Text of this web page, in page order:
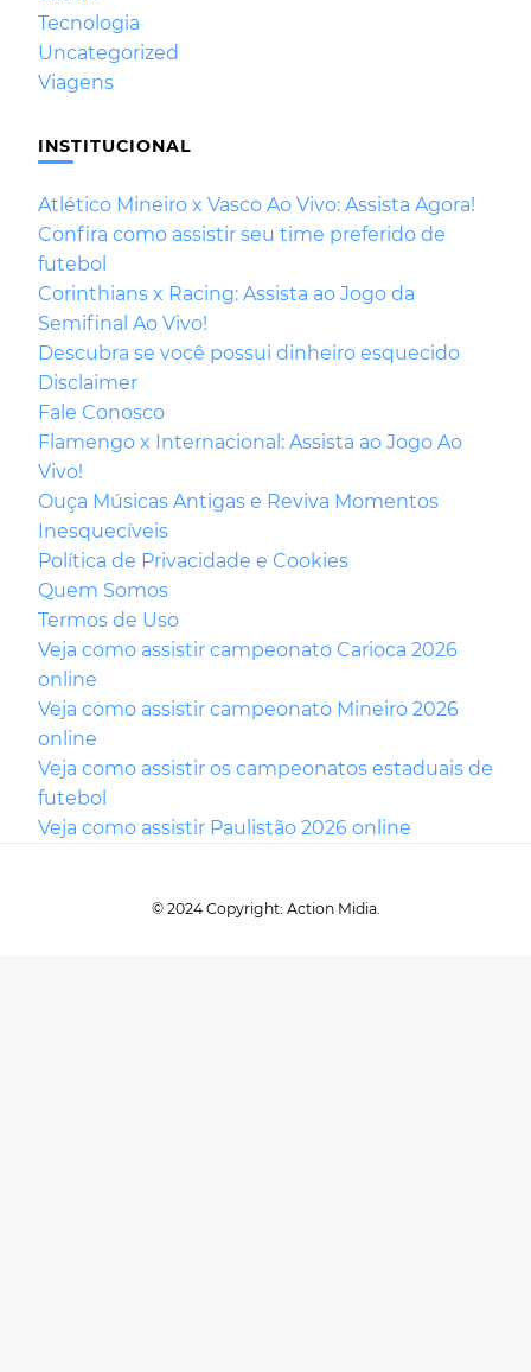
Tecnologia
Uncategorized
Viagens
INSTITUCIONAL
Atlético Mineiro x Vasco Ao Vivo: Assista Agora!
Confira como assistir seu time preferido de
futebol
Corinthians x Racing: Assista ao Jogo da
Semifinal Ao Vivo!
Descubra se você possui dinheiro esquecido
Disclaimer
Fale Conosco
Flamengo x Internacional: Assista ao Jogo Ao
Vivo!
Ouça Músicas Antigas e Reviva Momentos
Inesquecíveis
Política de Privacidade e Cookies
Quem Somos
Termos de Uso
Veja como assistir campeonato Carioca 2026
online
Veja como assistir campeonato Mineiro 2026
online
Veja como assistir os campeonatos estaduais de
futebol
Veja como assistir Paulistão 2026 online
© 2024 Copyright: Action Midia.